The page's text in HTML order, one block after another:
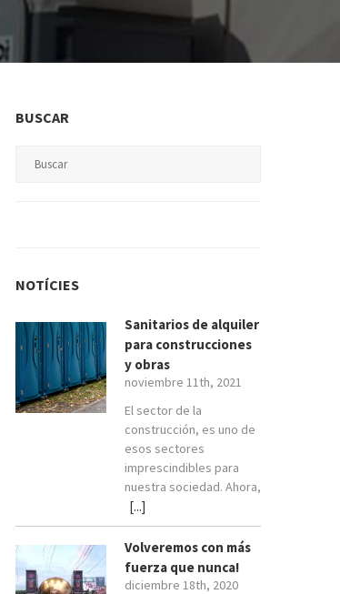
BUSCAR
NOTÍCIES
Sanitarios de alquiler
para construcciones
y obras
noviembre 11th, 2021
El sector de la
construcción, es uno de
esos sectores
imprescindibles para
nuestra sociedad. Ahora,
[...]
Volveremos con más
fuerza que nunca!
diciembre 18th, 2020